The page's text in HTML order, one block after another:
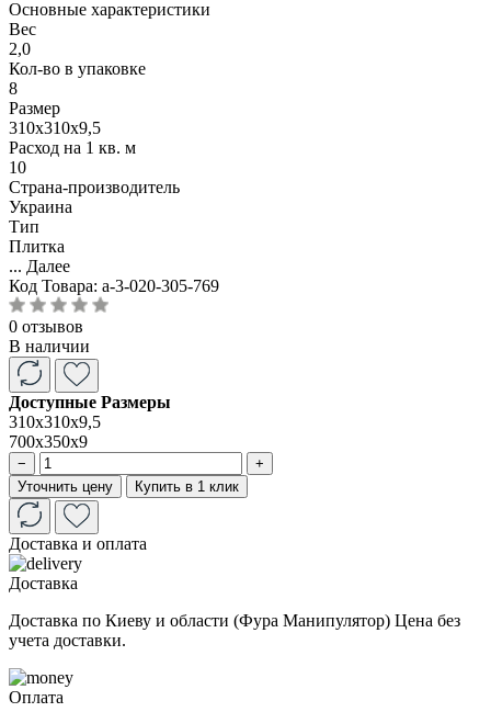
Основные характеристики
Вес
2,0
Кол-во в упаковке
8
Размер
310х310х9,5
Расход на 1 кв. м
10
Страна-производитель
Украина
Тип
Плитка
... Далее
Код Товара: a-3-020-305-769
0 отзывов
В наличии
Доступные Размеры
310х310х9,5
700х350х9
−
+
Уточнить цену
Купить в 1 клик
Доставка и оплата
Доставка
Доставка по Киеву и области (Фура Манипулятор) Цена без
учета доставки.
Оплата